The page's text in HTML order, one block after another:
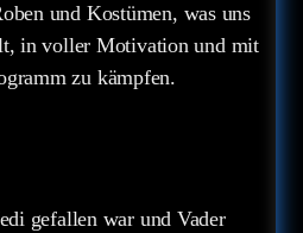
und Kostümen, was uns
in voller Motivation und mit
zu kämpfen.
gefallen war und Vader